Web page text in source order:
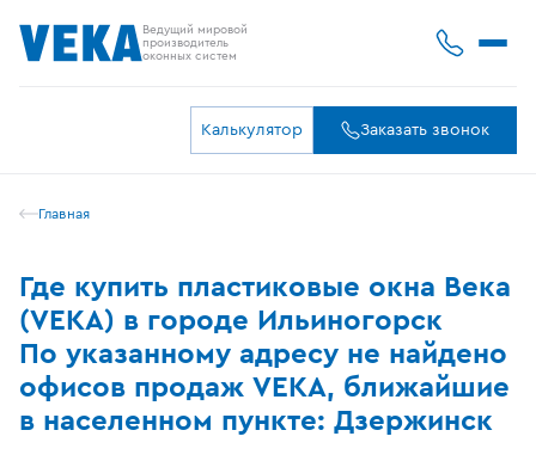
Ведущий мировой
производитель
оконных систем
Калькулятор Заказать звонок
Главная
Где купить пластиковые окна Века
(VEKA) в городе Ильиногорск
По указанному адресу не найдено
офисов продаж VEKA, ближайшие
в населенном пункте: Дзержинск